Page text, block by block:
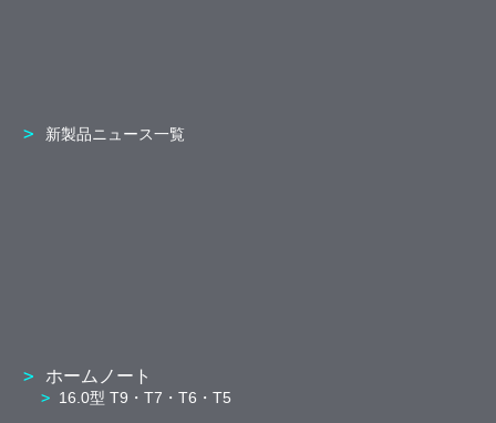
新製品ニュース一覧
ホームノート
16.0型 T9・T7・T6・T5